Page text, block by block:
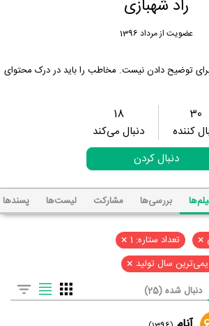
راد شهبازی
عضویت از مرداد 1396
توضیح دادن نیست. مخاطب را باید در درک محتوای
30
کننده
18
دنبال می‌کند
دنبال کردن
بررسی‌ها مشارکت لیست‌ها پسند‌ها
× تعداد ستاره: 1 ×
سال تولید ×
دنبال شده (25)